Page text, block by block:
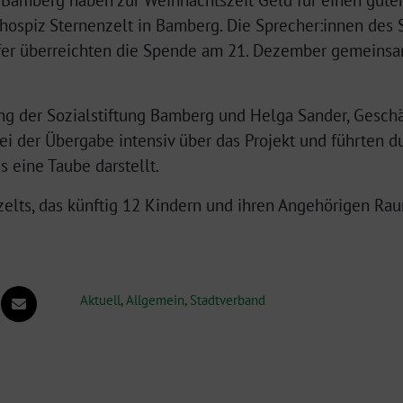
Sternenzelt in Bamberg. Die Sprecher:innen des
überreichten die Spende am 21. Dezember
der Sozialstiftung Bamberg und Helga Sander,
der Übergabe intensiv über das Projekt und führten
eine Taube darstellt.
das künftig 12 Kindern und ihren Angehörigen
Aktuell,Allgemein, Stadtverband